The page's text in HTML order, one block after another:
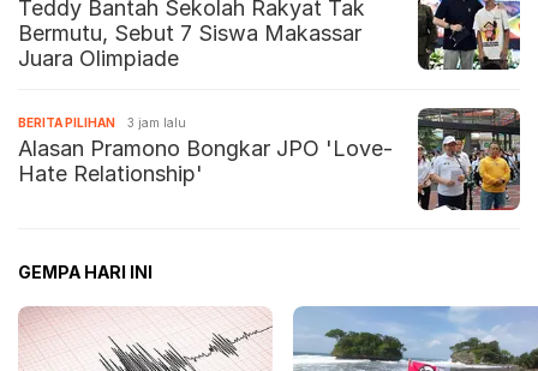
Teddy Bantah Sekolah Rakyat Tak
Bermutu, Sebut 7 Siswa Makassar
Juara Olimpiade
BERITA PILIHAN 3 jam lalu
Alasan Pramono Bongkar JPO 'Love-
Hate Relationship'
GEMPA HARI INI